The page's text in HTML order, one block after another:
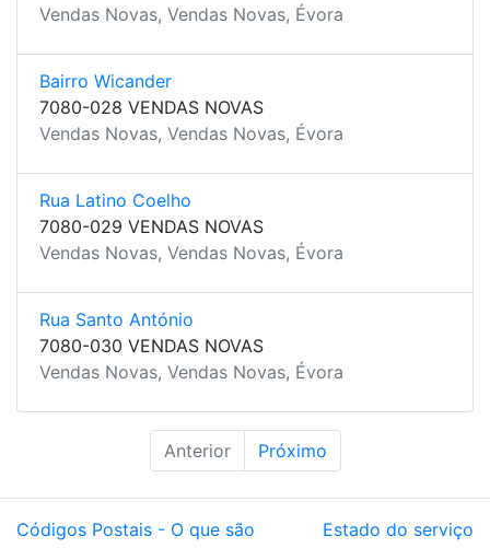
Vendas Novas, Vendas Novas, Évora
Bairro Wicander
7080-028 VENDAS NOVAS
Vendas Novas, Vendas Novas, Évora
Rua Latino Coelho
7080-029 VENDAS NOVAS
Vendas Novas, Vendas Novas, Évora
Rua Santo António
7080-030 VENDAS NOVAS
Vendas Novas, Vendas Novas, Évora
Anterior Próximo
Códigos Postais - O que são Estado do serviço